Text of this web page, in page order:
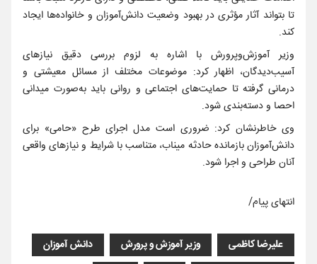
تا بتواند آثار مؤثری در بهبود وضعیت دانش‌آموزان و خانواده‌ها ایجاد
کند.
وزیر آموزش‌وپرورش با اشاره به لزوم بررسی دقیق نیازهای
آسیب‌دیدگان، اظهار کرد: موضوعات مختلف از مسائل معیشتی و
درمانی گرفته تا حمایت‌های اجتماعی و روانی باید به‌صورت میدانی
احصا و دسته‌بندی شود.
وی خاطرنشان کرد: ضروری است مدل اجرای طرح «حامی» برای
دانش‌آموزان بازمانده حادثه میناب، متناسب با شرایط و نیازهای واقعی
آنان طراحی و اجرا شود.
انتهای پیام/
علیرضا کاظمی وزیر آموزش و پرورش
دانش آموزان